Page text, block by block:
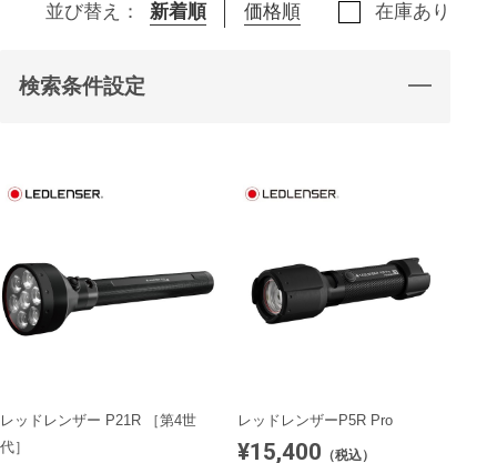
並び替え： 新着順 価格順 在庫あり
検索条件設定
レッドレンザー P21R ［第4世
代］
レッドレンザーP5R Pro
¥15,400 （税込）